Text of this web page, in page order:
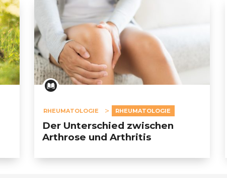
RHEUMATOLOGIE RHEUMATOLOGIE
Der Unterschied zwischen
Arthrose und Arthritis